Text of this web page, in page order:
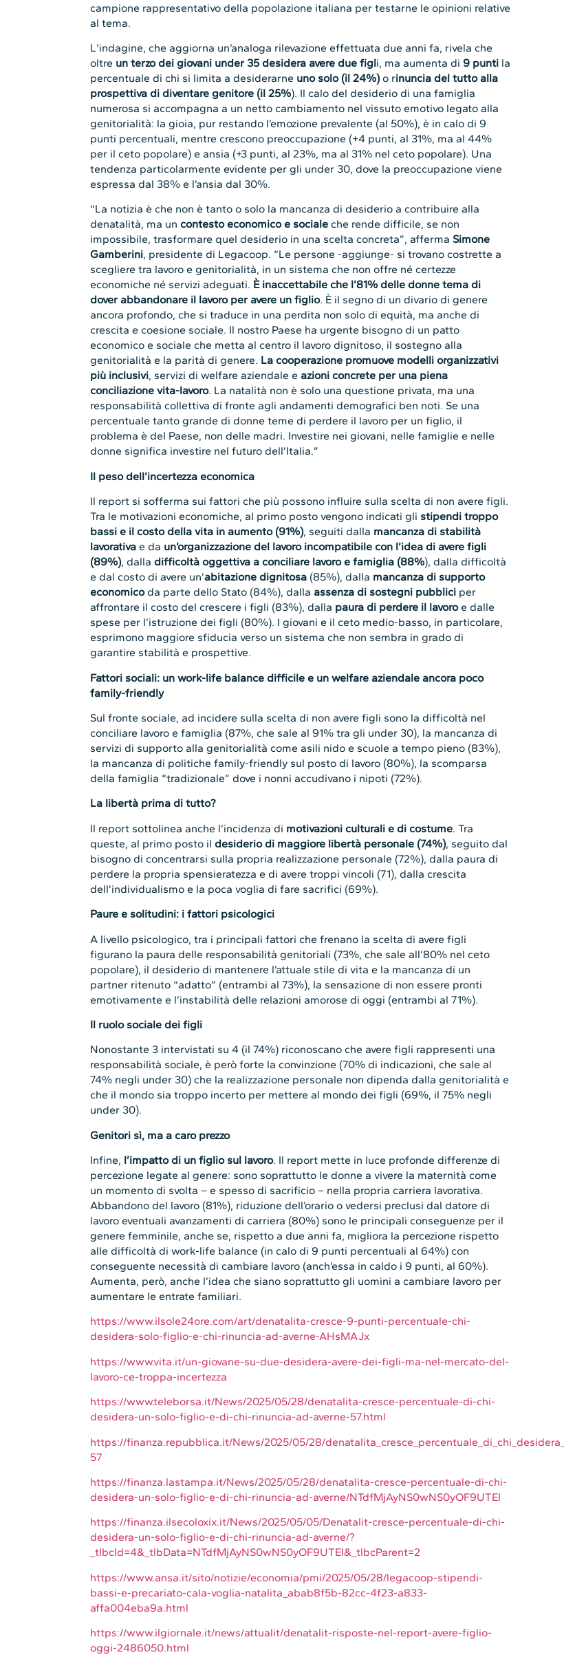
campione rappresentativo della popolazione italiana per testarne le opinioni relative
al tema.
L’indagine, che aggiorna un’analoga rilevazione effettuata due anni fa, rivela che
oltre un terzo dei giovani under 35 desidera avere due figli, ma aumenta di9 punti la
percentuale di chi si limita a desiderarne uno solo (il 24%)o rinuncia del tutto alla
prospettiva di diventare genitore (il 25%). Il calo del desiderio di una famiglia
numerosa si accompagna a un netto cambiamento nel vissuto emotivo legato alla
genitorialità: la gioia, pur restando l’emozione prevalente (al 50%), è in calo di 9
punti percentuali, mentre crescono preoccupazione (+4 punti, al 31%, ma al 44%
per il ceto popolare) e ansia (+3 punti, al 23%, ma al 31% nel ceto popolare). Una
tendenza particolarmente evidente per gli under 30, dove la preoccupazione viene
espressa dal 38% e l’ansia dal 30%.
“La notizia è che non è tanto o solo la mancanza di desiderio a contribuire alla
denatalità, ma uncontesto economico e sociale che rende difficile, se non
impossibile, trasformare quel desiderio in una scelta concreta”, afferma Simone
Gamberini, presidente di Legacoop. “Le persone -aggiunge- si trovano costrette a
scegliere tra lavoro e genitorialità, in un sistema che non offre né certezze
economiche né servizi adeguati. È inaccettabile che l’81% delle donne tema di
dover abbandonare il lavoro per avere un figlio. È il segno di un divario di genere
ancora profondo, che si traduce in una perdita non solo di equità, ma anche di
crescita e coesione sociale. Il nostro Paese ha urgente bisogno di un patto
economico e sociale che metta al centro il lavoro dignitoso, il sostegno alla
genitorialità e la parità di genere. La cooperazione promuove modelli organizzativi
più inclusivi, servizi di welfare aziendale eazioni concrete per una piena
conciliazione vita-lavoro. La natalità non è solo una questione privata, ma una
responsabilità collettiva di fronte agli andamenti demografici ben noti. Se una
percentuale tanto grande di donne teme di perdere il lavoro per un figlio, il
problema è del Paese, non delle madri. Investire nei giovani, nelle famiglie e nelle
donne significa investire nel futuro dell’Italia.”
Il peso dell’incertezza economica
Il report si sofferma sui fattori che più possono influire sulla scelta di non avere figli.
Tra le motivazioni economiche, al primo posto vengono indicati gli stipendi troppo
bassi e il costo della vita in aumento (91%), seguiti dalla mancanza di stabilità
lavorativa e da un’organizzazione del lavoro incompatibile con l’idea di avere figli
(89%), dalladifficoltà oggettiva a conciliare lavoro e famiglia (88%), dalla difficoltà
e dal costo di avere un’abitazione dignitosa (85%), dalla mancanza di supporto
economicoda parte dello Stato (84%), dallaassenza di sostegni pubblici per
affrontare il costo del crescere i figli (83%), dalla paura di perdere il lavoroe dalle
spese per l’istruzione dei figli (80%). I giovani e il ceto medio-basso, in particolare,
esprimono maggiore sfiducia verso un sistema che non sembra in grado di
garantire stabilità e prospettive.
Fattori sociali: un work-life balance difficile e un welfare aziendale ancora poco
family-friendly
Sul fronte sociale, ad incidere sulla scelta di non avere figli sono la difficoltà nel
conciliare lavoro e famiglia (87%, che sale al 91% tra gli under 30), la mancanza di
servizi di supporto alla genitorialità come asili nido e scuole a tempo pieno (83%),
la mancanza di politiche family-friendly sul posto di lavoro (80%), la scomparsa
della famiglia “tradizionale” dove i nonni accudivano i nipoti (72%).
La libertà prima di tutto?
Il report sottolinea anche l’incidenza di motivazioni culturali e di costume. Tra
queste, al primo posto ildesiderio di maggiore libertà personale (74%), seguito dal
bisogno di concentrarsi sulla propria realizzazione personale (72%), dalla paura di
perdere la propria spensieratezza e di avere troppi vincoli (71), dalla crescita
dell’individualismo e la poca voglia di fare sacrifici (69%).
Paure e solitudini: i fattori psicologici
A livello psicologico, tra i principali fattori che frenano la scelta di avere figli
figurano la paura delle responsabilità genitoriali (73%, che sale all’80% nel ceto
popolare), il desiderio di mantenere l’attuale stile di vita e la mancanza di un
partner ritenuto “adatto” (entrambi al 73%), la sensazione di non essere pronti
emotivamente e l’instabilità delle relazioni amorose di oggi (entrambi al 71%).
Il ruolo sociale dei figli
Nonostante 3 intervistati su 4 (il 74%) riconoscano che avere figli rappresenti una
responsabilità sociale, è però forte la convinzione (70% di indicazioni, che sale al
74% negli under 30) che la realizzazione personale non dipenda dalla genitorialità e
che il mondo sia troppo incerto per mettere al mondo dei figli (69%, il 75% negli
under 30).
Genitori sì, ma a caro prezzo
Infine, l’impatto di un figlio sul lavoro. Il report mette in luce profonde differenze di
percezione legate al genere: sono soprattutto le donne a vivere la maternità come
un momento di svolta – e spesso di sacrificio – nella propria carriera lavorativa.
Abbandono del lavoro (81%), riduzione dell’orario o vedersi preclusi dal datore di
lavoro eventuali avanzamenti di carriera (80%) sono le principali conseguenze per il
genere femminile, anche se, rispetto a due anni fa, migliora la percezione rispetto
alle difficoltà di work-life balance (in calo di 9 punti percentuali al 64%) con
conseguente necessità di cambiare lavoro (anch’essa in caldo i 9 punti, al 60%).
Aumenta, però, anche l’idea che siano soprattutto gli uomini a cambiare lavoro per
aumentare le entrate familiari.
https://www.ilsole24ore.com/art/denatalita-cresce-9-punti-percentuale-chi-
desidera-solo-figlio-e-chi-rinuncia-ad-averne-AHsMAJx
https://www.vita.it/un-giovane-su-due-desidera-avere-dei-figli-ma-nel-mercato-del-
lavoro-ce-troppa-incertezza
https://www.teleborsa.it/News/2025/05/28/denatalita-cresce-percentuale-di-chi-
desidera-un-solo-figlio-e-di-chi-rinuncia-ad-averne-57.html
https://finanza.repubblica.it/News/2025/05/28/
57
https://finanza.lastampa.it/News/2025/05/28/denatalita-cresce-percentuale-di-chi-
desidera-un-solo-figlio-e-di-chi-rinuncia-ad-averne/NTdfMjAyNS0wNS0yOF9UTEI
https://finanza.ilsecoloxix.it/News/2025/05/05/Denatalit-cresce-percentuale-di-chi-
desidera-un-solo-figlio-e-di-chi-rinuncia-ad-averne/?
_tlbcId=4&_tlbData=NTdfMjAyNS0wNS0yOF9UTEI&_tlbcParent=2
https://www.ansa.it/sito/notizie/economia/pmi/2025/05/28/legacoop-stipendi-
bassi-e-precariato-cala-voglia-natalita_abab8f5b-82cc-4f23-a833-
affa004eba9a.html
https://www.ilgiornale.it/news/attualit/denatalit-risposte-nel-report-avere-figlio-
oggi-2486050.html